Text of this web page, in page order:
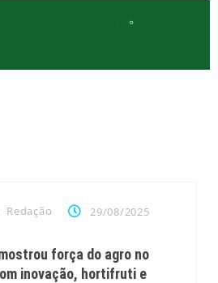
Redação 29/08/2025
força do agro no
inovação, hortifruti e